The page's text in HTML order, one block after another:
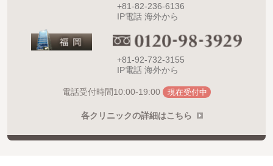
+81-82-236-6136
IP電話 海外から
+81-92-732-3155
IP電話 海外から
電話受付時間10:00-19:00 現在受付中
各クリニックの詳細はこちら